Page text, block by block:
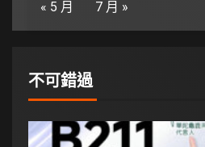
« 5 月 7 月 »
不可錯過